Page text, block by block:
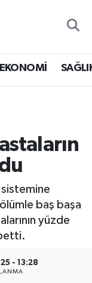
EKONOMİ
baş başa
yüzde
- 13:28